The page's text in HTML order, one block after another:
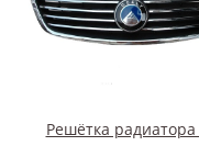
Решётка